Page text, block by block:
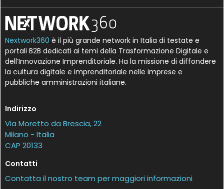
Nextwork360 è il più grande network in Italia di testate e
portali B2B dedicati ai temi della Trasformazione Digitale e
dell’Innovazione Imprenditoriale. Ha la missione di diffondere
la cultura digitale e imprenditoriale nelle imprese e
pubbliche amministrazioni italiane.
Indirizzo
Via Moretto da Brescia, 22
Milano - Italia
CAP 20133
Contatti
Contatta il nostro team per maggiori informazioni